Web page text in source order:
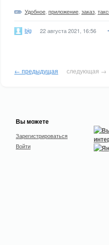
Удобное, приложение, заказ,
big 22 августа 2021, 16:56
← предыдущая следующая →
Вы можете
Зарегистрироваться
Войти